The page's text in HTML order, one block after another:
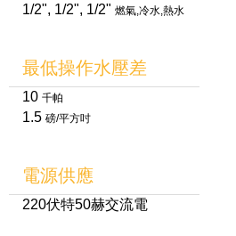
1/2", 1/2", 1/2" 燃氣,冷水,熱水
最低操作水壓差
10 千帕
1.5 磅/平方吋
電源供應
220伏特50赫交流電